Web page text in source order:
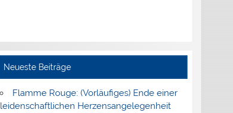
Neueste Beiträge
Flamme Rouge: (Vorläufiges) Ende einer
leidenschaftlichen Herzensangelegenheit